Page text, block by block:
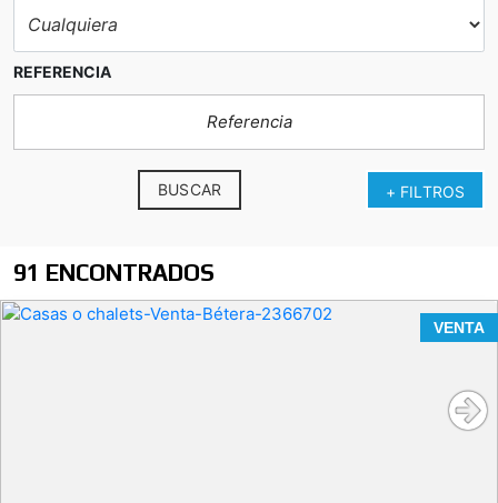
REFERENCIA
+ FILTROS
BUSCAR
91 ENCONTRADOS
VENTA